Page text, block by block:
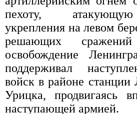
пехоту,
укрепления на левом
решающих
освобождение
поддерживал
войск в районе станции
Урицка, продвигаясь
наступающей армией.